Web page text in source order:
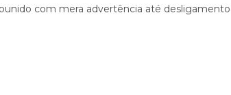
com mera advertência até